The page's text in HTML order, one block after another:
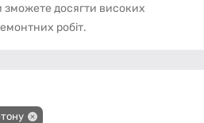
досягти високих
робіт.